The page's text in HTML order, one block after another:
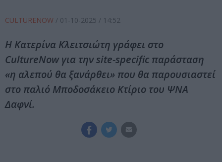
CULTURENOW / 01-10-2025 / 14:52
Η Κατερίνα Κλειτσιώτη γράφει στο
CultureNow για την site-specific παράσταση
«η αλεπού θα ξανάρθει» που θα παρουσιαστεί
στο παλιό Μποδοσάκειο Κτίριο του ΨΝΑ
Δαφνί.